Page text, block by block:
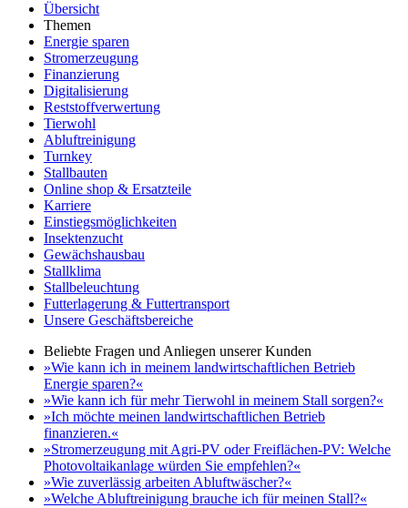
Übersicht
Themen
Energie sparen
Stromerzeugung
Finanzierung
Digitalisierung
Reststoffverwertung
Tierwohl
Abluftreinigung
Turnkey
Stallbauten
Online shop & Ersatzteile
Karriere
Einstiegsmöglichkeiten
Insektenzucht
Gewächshausbau
Stallklima
Stallbeleuchtung
Futterlagerung & Futtertransport
Unsere Geschäftsbereiche
Beliebte Fragen und Anliegen unserer Kunden
»Wie kann ich in meinem landwirtschaftlichen Betrieb
Energie sparen?«
»Wie kann ich für mehr Tierwohl in meinem Stall sorgen?«
»Ich möchte meinen landwirtschaftlichen Betrieb
finanzieren.«
»Stromerzeugung mit Agri-PV oder Freiflächen-PV: Welche
Photovoltaikanlage würden Sie empfehlen?«
»Wie zuverlässig arbeiten Abluftwäscher?«
»Welche Abluftreinigung brauche ich für meinen Stall?«